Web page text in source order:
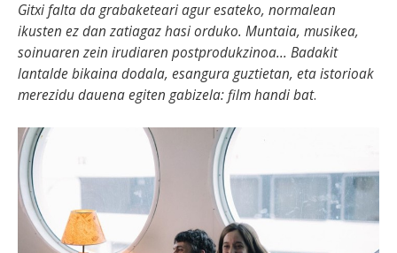
Gitxi falta da grabaketeari agur esateko, normalean
ikusten ez dan zatiagaz hasi orduko. Muntaia, musikea,
soinuaren zein irudiaren postprodukzinoa... Badakit
lantalde bikaina dodala, esangura guztietan, eta istorioak
merezidu dauena egiten gabizela: film handi bat.